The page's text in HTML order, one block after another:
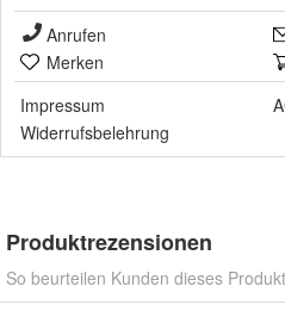
Anrufen
Merken
Impressum
Widerrufsbelehrung
Produktrezensionen
So beurteilen Kunden dieses